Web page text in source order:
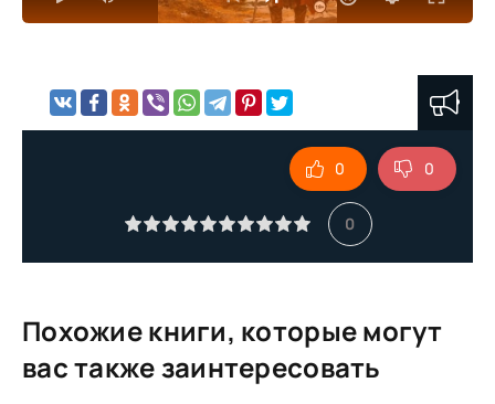
0
0 0
Похожие книги, которые могут
вас также заинтересовать